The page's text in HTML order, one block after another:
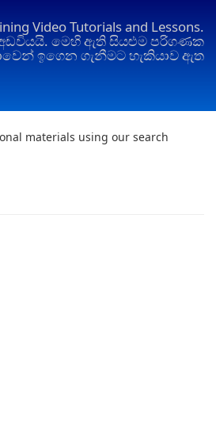
Video Tutorials and Lessons.
මෙහි ඇති සියළුම පරිගණක
ඉගෙන ගැනීමට හැකියාව ඇත
materials using our search